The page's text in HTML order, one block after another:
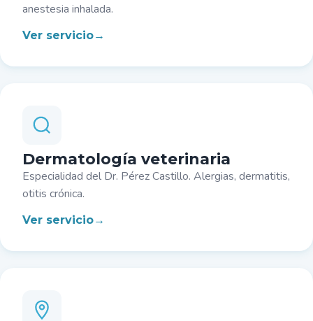
anestesia inhalada.
Ver servicio
Dermatología veterinaria
Especialidad del Dr. Pérez Castillo. Alergias, dermatitis,
otitis crónica.
Ver servicio